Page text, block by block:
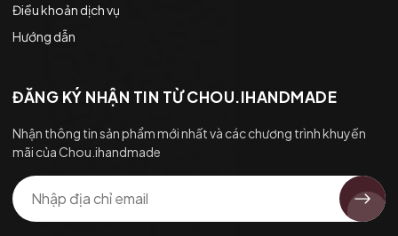
Điều khoản dịch vụ
Hướng dẫn
ĐĂNG KÝ NHẬN TIN TỪ CHOU.IHANDMADE
Nhận thông tin sản phẩm mới nhất và các chương trình khuyến
mãi của Chou.ihandmade